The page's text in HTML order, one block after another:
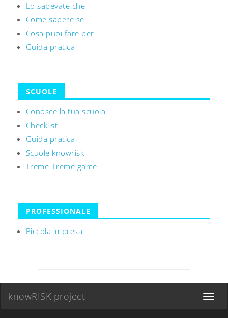
Lo sapevate che
Come sapere se
Cosa puoi fare per
Guida pratica
SCUOLE
Conosce la tua scuola
Checklist
Guida pratica
Scuole knowrisk
Treme-Treme game
PROFESSIONALE
Piccola impresa
knowRISK project
Toggle